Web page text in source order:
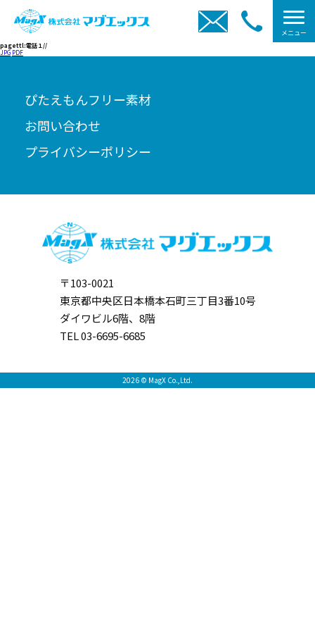
メニュー
pagettl:電話１//
JPG PDF
ぴたえもんフリー素材
お問い合わせ
プライバシーポリシー
〒103-0021
東京都中央区日本橋本石町三丁目3番10号
ダイワビル6階、8階
TEL 03-6695-6685
2026 © MagX Co.,Ltd.